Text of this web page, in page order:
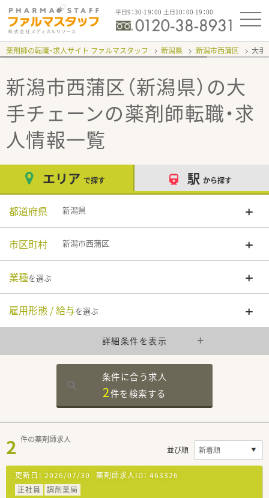
平日9：30-19：00 土日10：00-19：00
薬剤師の転職・求人サイト ファルマスタッフ 新潟県 新潟市西蒲区 大手
新潟市西蒲区（新潟県）の大
手チェーンの薬剤師転職・求
人情報一覧
エリア で探す 駅 から探す
都道府県 新潟県
市区町村 新潟市西蒲区
業種を選ぶ
雇用形態 / 給与を選ぶ
詳細条件を表示
条件に合う求人
2件を検索する
2 件の薬剤師求人
並び順
更新日： 2026/07/30 薬剤師求人ID： 463326
正社員
調剤薬局